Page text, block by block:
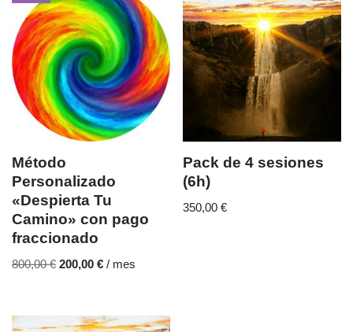
Método
Personalizado
«Despierta Tu
Camino» con pago
fraccionado
800,00€ 200,00 € / mes
Pack de 4 sesiones
(6h)
350,00€